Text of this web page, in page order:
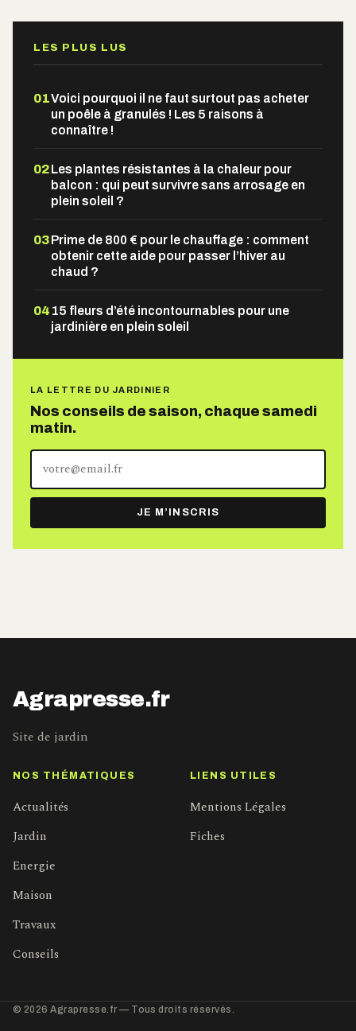
LES PLUS LUS
01Voici pourquoi il ne faut surtout pas acheter
un poêle à granulés ! Les 5 raisons à
connaître !
02Les plantes résistantes à la chaleur pour
balcon : qui peut survivre sans arrosage en
plein soleil ?
03Prime de 800 € pour le chauffage : comment
obtenir cette aide pour passer l’hiver au
chaud ?
04 15 fleurs d’été incontournables pour une
jardinière en plein soleil
LA LETTRE DU JARDINIER
Nos conseils de saison, chaque samedi
matin.
Votre
adresse
e-
mail
JE M’INSCRIS
Agrapresse.fr
Site de jardin
NOS THÉMATIQUES
Actualités
Jardin
Energie
Maison
Travaux
Conseils
LIENS UTILES
Mentions Légales
Fiches
© 2026 Agrapresse.fr — Tous droits réservés.